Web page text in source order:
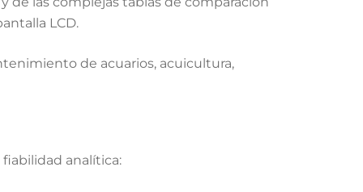
LCD.
de acuarios, acuicultura,
analítica: